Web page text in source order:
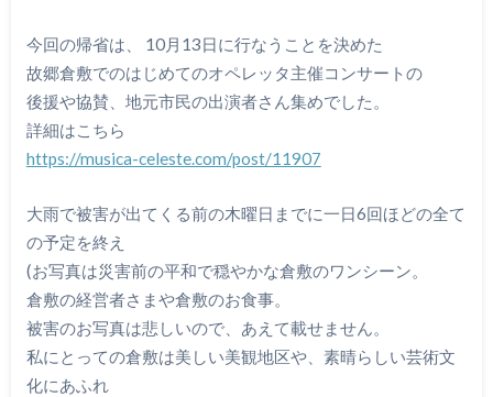
今回の帰省は、 10月13日に行なうことを決めた
故郷倉敷でのはじめてのオペレッタ主催コンサートの
後援や協賛、地元市民の出演者さん集めでした。
詳細はこちら
https://musica-celeste.com/post/11907
大雨で被害が出てくる前の木曜日までに一日6回ほどの全て
の予定を終え
(お写真は災害前の平和で穏やかな倉敷のワンシーン。
倉敷の経営者さまや倉敷のお食事。
被害のお写真は悲しいので、あえて載せません。
私にとっての倉敷は美しい美観地区や、素晴らしい芸術文
化にあふれ